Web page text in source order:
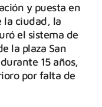
y puesta en
la ciudad, la
el sistema de
la plaza San
15 años,
por falta de